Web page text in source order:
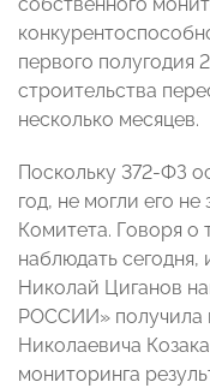
первого полугодия
строительства
несколько месяцев.
Поскольку 372-ФЗ
год, не могли его
Комитета. Говоря о
наблюдать
Николай Циганов
РОССИИ» получила
Николаевича
мониторинга